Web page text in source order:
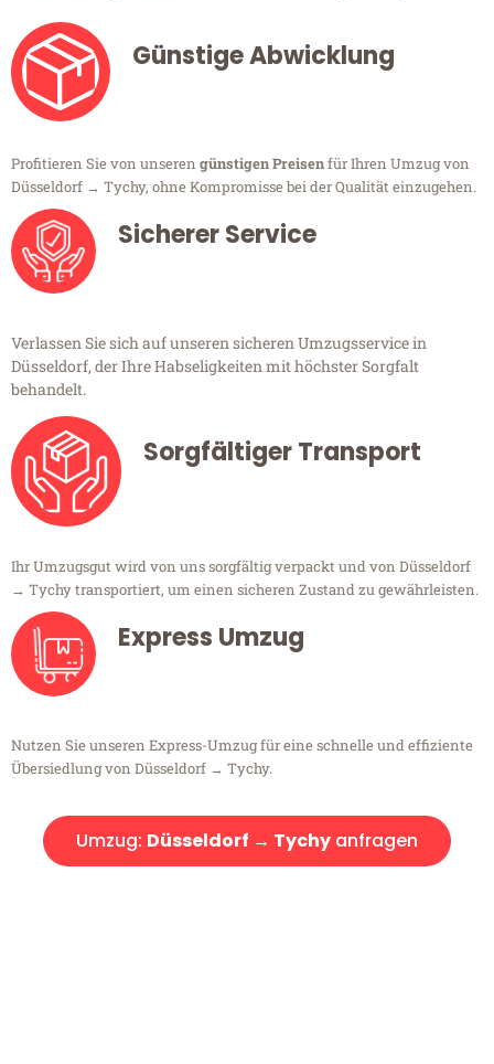
Günstige Abwicklung
Profitieren Sie von unseren günstigen Preisenfür Ihren Umzug von
Düsseldorf → Tychy, ohne Kompromisse bei der Qualität einzugehen.
Sicherer Service
Verlassen Sie sich auf unseren sicheren Umzugsservice in
Düsseldorf, der Ihre Habseligkeiten mit höchster Sorgfalt
behandelt.
Sorgfältiger Transport
Ihr Umzugsgut wird von uns sorgfältig verpackt und von Düsseldorf
→ Tychy transportiert, um einen sicheren Zustand zu gewährleisten.
Express Umzug
Nutzen Sie unseren Express-Umzug für eine schnelle und effiziente
Übersiedlung von Düsseldorf → Tychy.
Umzug: Düsseldorf → Tychy anfragen